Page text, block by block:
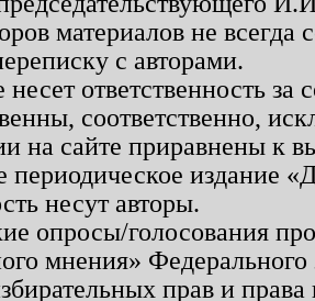
материалов не
с авторами.
несет ответственность
соответственно,
на сайте приравнены к
периодическое издание
несут авторы.
опросы/голосования
мнения»
прав и